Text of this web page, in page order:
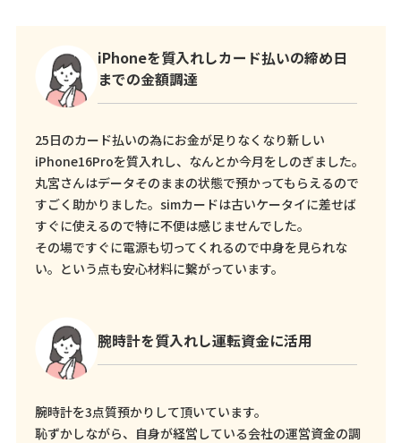
iPhoneを質入れしカード払いの締め日
までの金額調達
25日のカード払いの為にお金が足りなくなり新しい
iPhone16Proを質入れし、なんとか今月をしのぎました。
丸宮さんはデータそのままの状態で預かってもらえるので
すごく助かりました。simカードは古いケータイに差せば
すぐに使えるので特に不便は感じませんでした。
その場ですぐに電源も切ってくれるので中身を見られな
い。という点も安心材料に繋がっています。
腕時計を質入れし運転資金に活用
腕時計を3点質預かりして頂いています。
恥ずかしながら、自身が経営している会社の運営資金の調